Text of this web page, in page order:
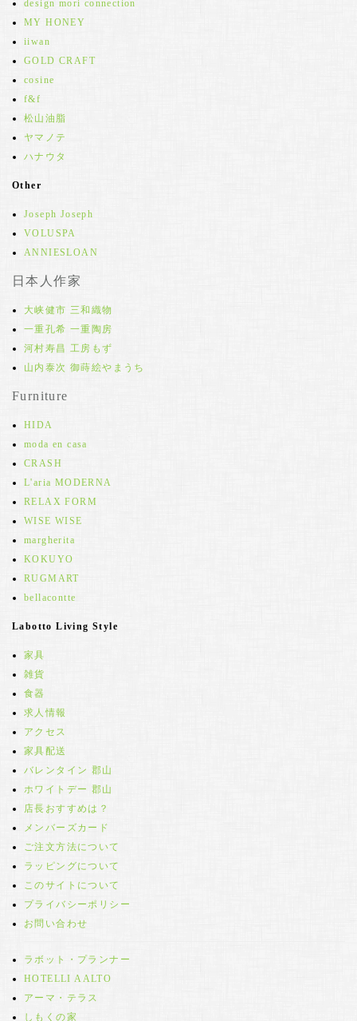
design mori connection
MY HONEY
iiwan
GOLD CRAFT
cosine
f&f
松山油脂
ヤマノテ
ハナウタ
Other
Joseph Joseph
VOLUSPA
ANNIESLOAN
日本人作家
大峡健市 三和織物
一重孔希 一重陶房
河村寿昌 工房もず
山内泰次 御蒔絵やまうち
Furniture
HIDA
moda en casa
CRASH
L'aria MODERNA
RELAX FORM
WISE WISE
margherita
KOKUYO
RUGMART
bellacontte
Labotto Living Style
家具
雑貨
食器
求人情報
アクセス
家具配送
バレンタイン 郡山
ホワイトデー 郡山
店長おすすめは？
メンバーズカード
ご注文方法について
ラッピングについて
このサイトについて
プライバシーポリシー
お問い合わせ
ラボット・プランナー
HOTELLI AALTO
アーマ・テラス
しもくの家